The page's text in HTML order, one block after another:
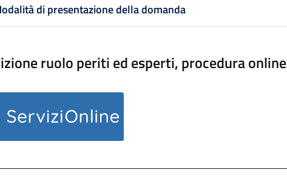
di presentazione della domanda
ruolo periti ed esperti, procedura online